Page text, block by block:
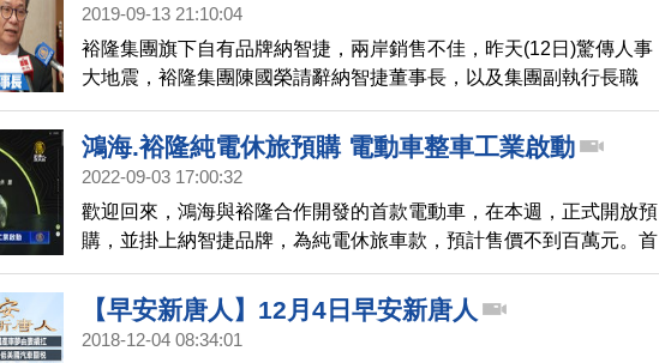
2019-09-13 21:10:04
裕隆集團旗下自有品牌納智捷，兩岸銷售不佳，昨天(12日)驚傳人事
大地震，裕隆集團陳國榮請辭納智捷董事長，以及集團副執行長職
位，為納智捷銷售不佳負責。這也是董事長嚴陳莉蓮，上任9個多月
來，做出最大的人事變動決策。
鴻海.裕隆純電休旅預購 電動車整車工業啟動
2022-09-03 17:00:32
歡迎回來，鴻海與裕隆合作開發的首款電動車，在本週，正式開放預
購，並掛上納智捷品牌，為純電休旅車款，預計售價不到百萬元。首
批生產最快明年下半年起陸續交車。這是第一輛鴻海打造的標準化、
平台化與模組化的電動車款，更象徵台灣電動車整車工業，正式啟
動。
【早安新唐人】12月4日早安新唐人
2018-12-04 08:34:01